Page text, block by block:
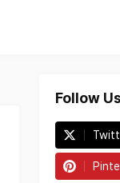
Follow Us